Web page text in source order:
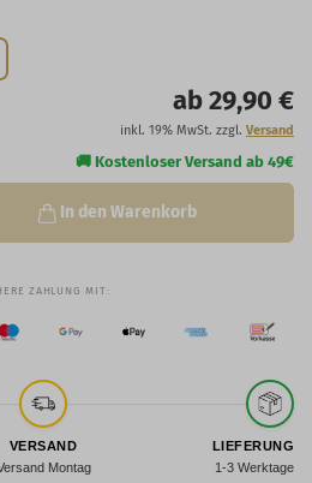
ab 29,90 €
inkl. 19% MwSt. zzgl. Versand
In den Warenkorb
VERSAND
Montag
LIEFERUNG
1-3 Werktage